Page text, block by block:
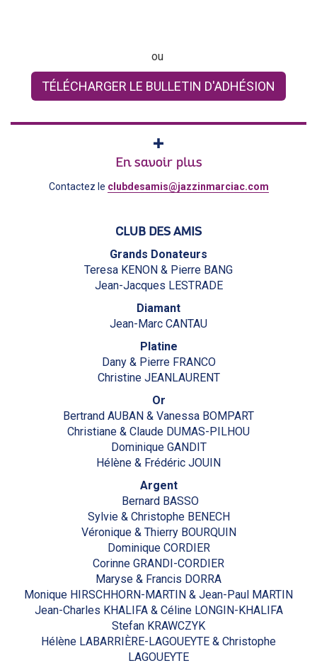
ou
TÉLÉCHARGER LE BULLETIN D'ADHÉSION
En savoir plus
Contactez le clubdesamis@jazzinmarciac.com
CLUB DES AMIS
Grands Donateurs
Teresa KENON & Pierre BANG
Jean-Jacques LESTRADE
Diamant
Jean-Marc CANTAU
Platine
Dany & Pierre FRANCO
Christine JEANLAURENT
Or
Bertrand AUBAN & Vanessa BOMPART
Christiane & Claude DUMAS-PILHOU
Dominique GANDIT
Hélène & Frédéric JOUIN
Argent
Bernard BASSO
Sylvie & Christophe BENECH
Véronique & Thierry BOURQUIN
Dominique CORDIER
Corinne GRANDI-CORDIER
Maryse & Francis DORRA
Monique HIRSCHHORN-MARTIN & Jean-Paul MARTIN
Jean-Charles KHALIFA & Céline LONGIN-KHALIFA
Stefan KRAWCZYK
Hélène LABARRIÈRE-LAGOUEYTE & Christophe
LAGOUEYTE